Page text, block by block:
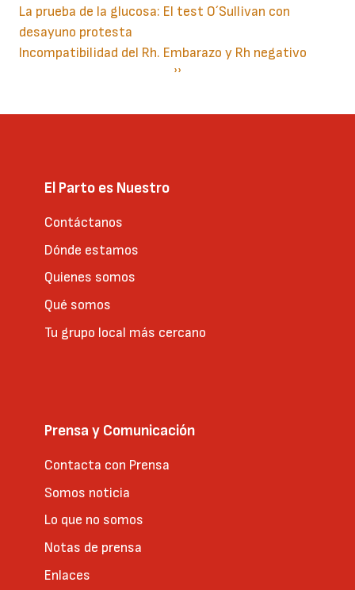
La prueba de la glucosa: El test O´Sullivan con
desayuno protesta
Incompatibilidad del Rh. Embarazo y Rh negativo
Siguiente
››
El Parto es Nuestro
Contáctanos
Dónde estamos
Quienes somos
Qué somos
Tu grupo local más cercano
Prensa y Comunicación
Contacta con Prensa
Somos noticia
Lo que no somos
Notas de prensa
Enlaces